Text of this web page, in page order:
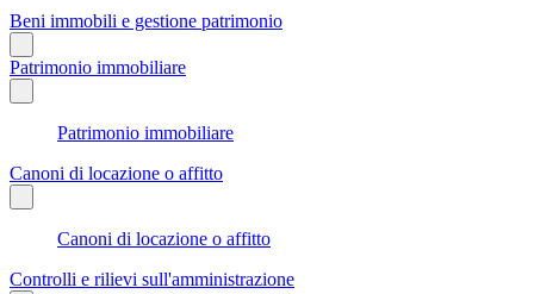
Beni immobili e gestione patrimonio
Patrimonio immobiliare
Patrimonio immobiliare
Canoni di locazione o affitto
Canoni di locazione o affitto
Controlli e rilievi sull'amministrazione